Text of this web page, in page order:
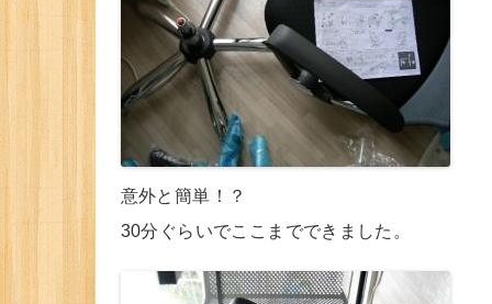
意外と簡単！？
30分ぐらいでここまでできました。